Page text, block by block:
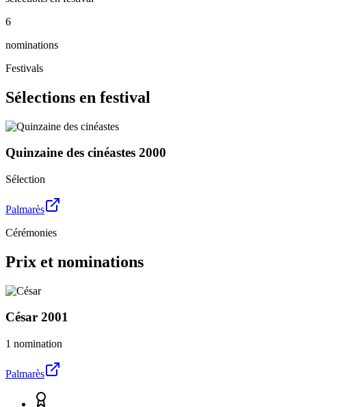
6
nominations
Festivals
Sélections en festival
Quinzaine des cinéastes 2000
Sélection
Palmarès
Cérémonies
Prix et nominations
César 2001
1 nomination
Palmarès